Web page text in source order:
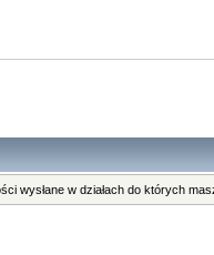
wysłane w działach do których